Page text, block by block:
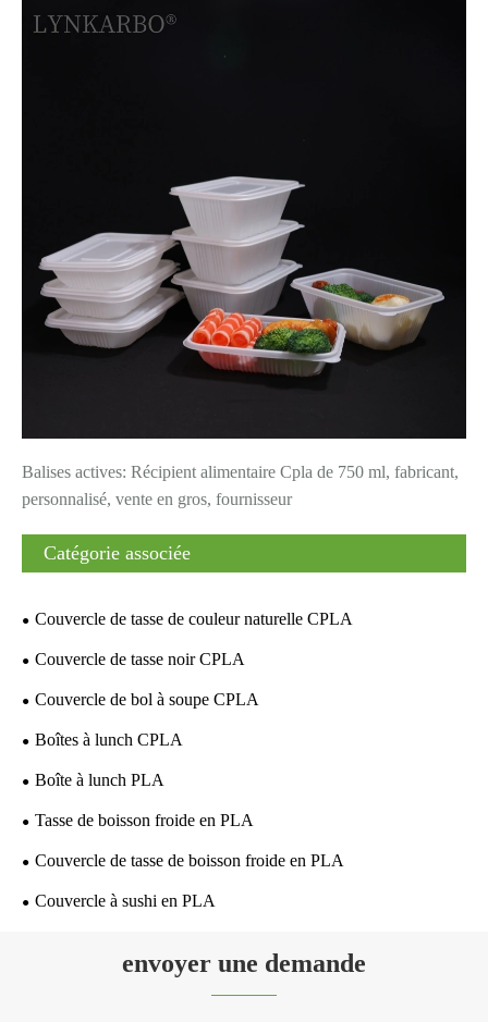
Balises actives: Récipient alimentaire Cpla de 750 ml, fabricant,
personnalisé, vente en gros, fournisseur
Catégorie associée
Couvercle de tasse de couleur naturelle CPLA
Couvercle de tasse noir CPLA
Couvercle de bol à soupe CPLA
Boîtes à lunch CPLA
Boîte à lunch PLA
Tasse de boisson froide en PLA
Couvercle de tasse de boisson froide en PLA
Couvercle à sushi en PLA
envoyer une demande